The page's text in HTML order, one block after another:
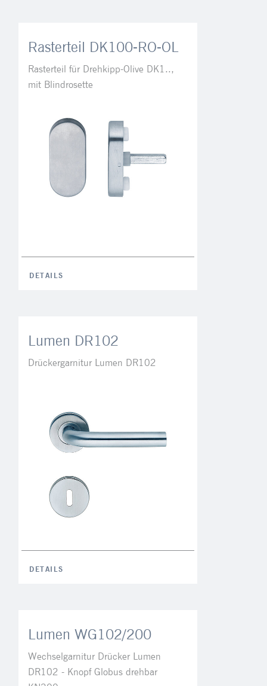
Rasterteil DK100-RO-OL
Rasterteil für Drehkipp-Olive DK1..,
mit Blindrosette
DETAILS
Lumen DR102
Drückergarnitur Lumen DR102
DETAILS
Lumen WG102/200
Wechselgarnitur Drücker Lumen
DR102 - Knopf Globus drehbar